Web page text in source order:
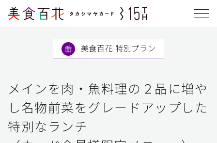
美食百花 特別プラン
メインを肉・魚料理の２品に増や
し名物前菜をグレードアップした
特別なランチ